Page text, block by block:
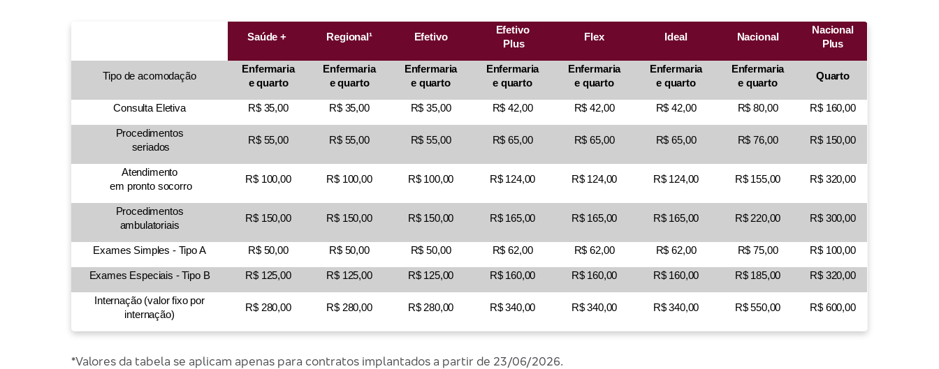
Saúde + Regional¹ Efetivo
Efetivo
Plus
Flex Ideal Nacional
Nacional
Plus
Tipo de acomodação
Enfermaria
e quarto
Enfermaria
e quarto
Enfermaria
e quarto
Enfermaria
e quarto
Enfermaria
e quarto
Enfermaria
e quarto
Enfermaria
e quarto
Quarto
Consulta Eletiva R$ 35,00 R$ 35,00 R$ 35,00 R$ 42,00 R$ 42,00 R$ 42,00 R$ 80,00 R$ 160,00
Procedimentos
seriados
R$ 55,00 R$ 55,00 R$ 55,00 R$ 65,00 R$ 65,00 R$ 65,00 R$ 76,00 R$ 150,00
Atendimento
em pronto socorro
R$ 100,00 R$ 100,00 R$ 100,00 R$ 124,00 R$ 124,00 R$ 124,00 R$ 155,00 R$ 320,00
Procedimentos
ambulatoriais
R$ 150,00 R$ 150,00 R$ 150,00 R$ 165,00 R$ 165,00 R$ 165,00 R$ 220,00 R$ 300,00
Exames Simples - Tipo A R$ 50,00 R$ 50,00 R$ 50,00 R$ 62,00 R$ 62,00 R$ 62,00 R$ 75,00 R$ 100,00
Exames Especiais - Tipo B R$ 125,00 R$ 125,00 R$ 125,00 R$ 160,00 R$ 160,00 R$ 160,00 R$ 185,00 R$ 320,00
Internação (valor fixo por
internação)
R$ 280,00 R$ 280,00 R$ 280,00 R$ 340,00 R$ 340,00 R$ 340,00 R$ 550,00 R$ 600,00
*Valores da tabela se aplicam apenas para contratos implantados a partir de 23/06/2026.